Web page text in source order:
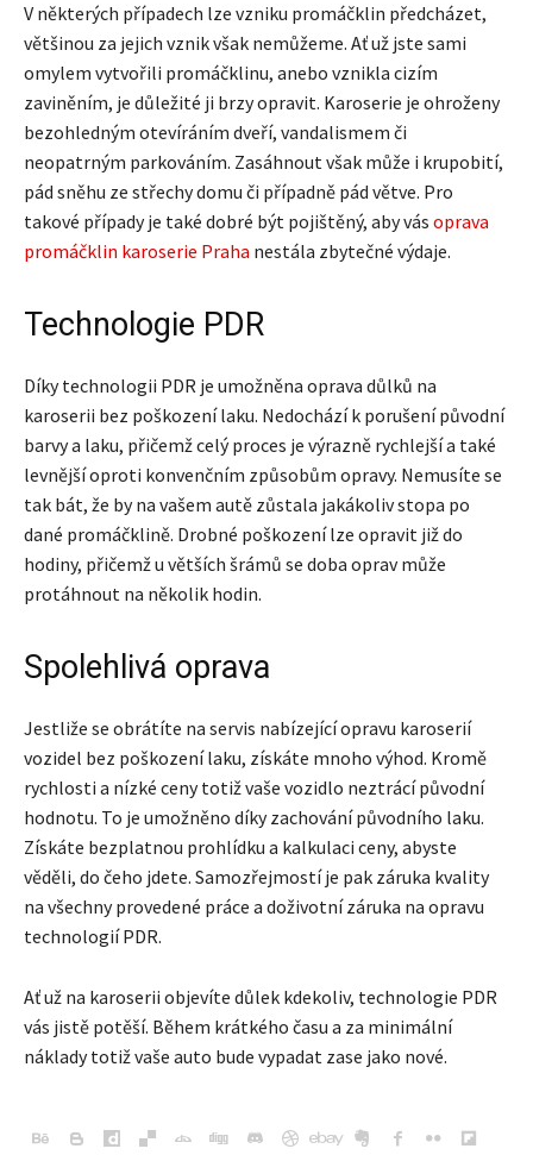
V některých případech lze vzniku promáčklin předcházet,
většinou za jejich vznik však nemůžeme. Ať už jste sami
omylem vytvořili promáčklinu, anebo vznikla cizím
zaviněním, je důležité ji brzy opravit. Karoserie je ohroženy
bezohledným otevíráním dveří, vandalismem či
neopatrným parkováním. Zasáhnout však může i krupobití,
pád sněhu ze střechy domu či případně pád větve. Pro
takové případy je také dobré být pojištěný, aby vás oprava
promáčklin karoserie Praha nestála zbytečné výdaje.
Technologie PDR
Díky technologii PDR je umožněna oprava důlků na
karoserii bez poškození laku. Nedochází k porušení původní
barvy a laku, přičemž celý proces je výrazně rychlejší a také
levnější oproti konvenčním způsobům opravy. Nemusíte se
tak bát, že by na vašem autě zůstala jakákoliv stopa po
dané promáčklině. Drobné poškození lze opravit již do
hodiny, přičemž u větších šrámů se doba oprav může
protáhnout na několik hodin.
Spolehlivá oprava
Jestliže se obrátíte na servis nabízející opravu karoserií
vozidel bez poškození laku, získáte mnoho výhod. Kromě
rychlosti a nízké ceny totiž vaše vozidlo neztrácí původní
hodnotu. To je umožněno díky zachování původního laku.
Získáte bezplatnou prohlídku a kalkulaci ceny, abyste
věděli, do čeho jdete. Samozřejmostí je pak záruka kvality
na všechny provedené práce a doživotní záruka na opravu
technologií PDR.
Ať už na karoserii objevíte důlek kdekoliv, technologie PDR
vás jistě potěší. Během krátkého času a za minimální
náklady totiž vaše auto bude vypadat zase jako nové.